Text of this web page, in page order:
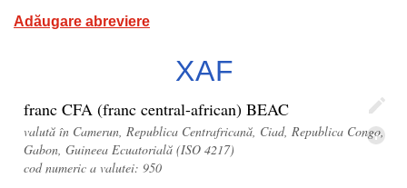
Adăugare abreviere
XAF
franc CFA (franc central-african) BEAC
valută în Camerun, Republica Centrafricană, Ciad, Republica Congo,
Gabon, Guineea Ecuatorială (ISO 4217)
cod numeric a valutei: 950